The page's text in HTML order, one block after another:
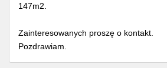
147m2.
Zainteresowanych proszę o kontakt.
Pozdrawiam.